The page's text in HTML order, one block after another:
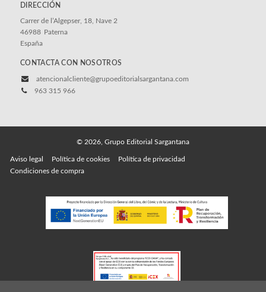
DIRECCIÓN
Carrer de l’Algepser, 18, Nave 2
46988 Paterna
España
CONTACTA CON NOSOTROS
atencionalcliente@grupoeditorialsargantana.com
963 315 966
© 2026, Grupo Editorial Sargantana
Aviso legal Política de cookies
Política de privacidad
Condiciones de compra